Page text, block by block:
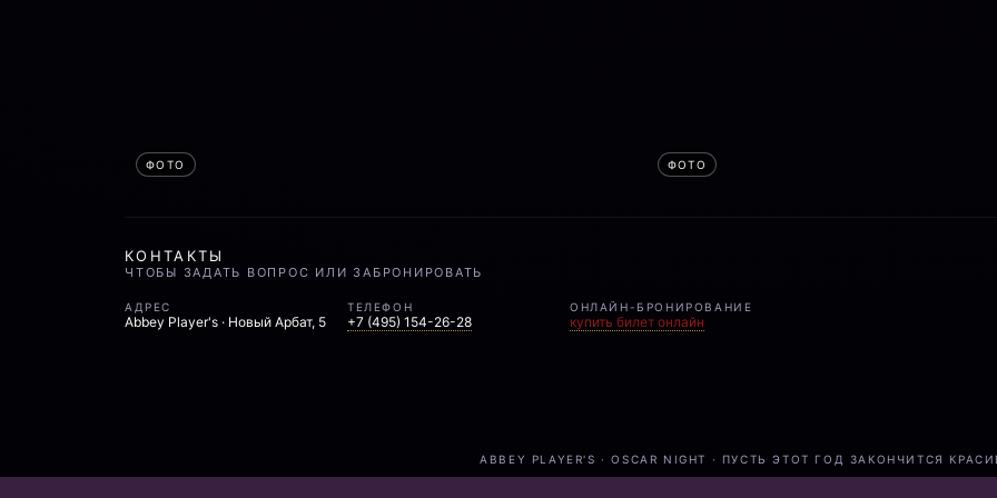
КОНТАКТЫ
ЧТОБЫ ЗАДАТЬ ВОПРОС ИЛИ ЗАБРОНИРОВАТЬ
АДРЕС
Abbey Player's · Новый Арбат, 5
ТЕЛЕФОН
+7 (495) 154-26-28
ОНЛАЙН-БРОНИРОВАНИЕ
купить билет онлайн
ABBEY PLAYER'S · OSCAR NIGHT · ПУСТЬ ЭТОТ ГОД ЗАКОНЧИТСЯ